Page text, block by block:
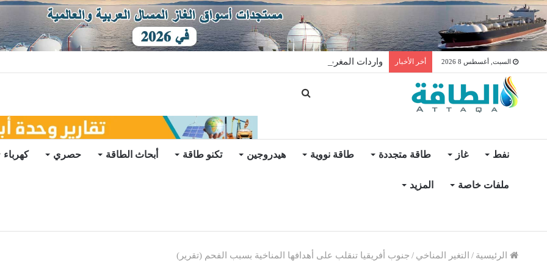
السبت, أغسطس 8 2026 أخر الأخبار واردات المغرب من الغاز ترتفع 15% في شهر يوليو
نفط غاز طاقة متجددة طاقة نووية هيدروجين تكنو طاقة أبحاث الطاقة حصري كهرباء
ملفات خاصة المزيد
الرئيسية / التغير المناخي / جنوب أفريقيا تنقلب على أهدافها المناخية بسبب الفحم (تقرير)